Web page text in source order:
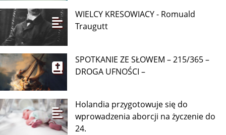
WIELCY KRESOWIACY - Romuald
Traugutt
SPOTKANIE ZE SŁOWEM – 215/365 –
DROGA UFNOŚCI –
Holandia przygotowuje się do
wprowadzenia aborcji na życzenie do
24.